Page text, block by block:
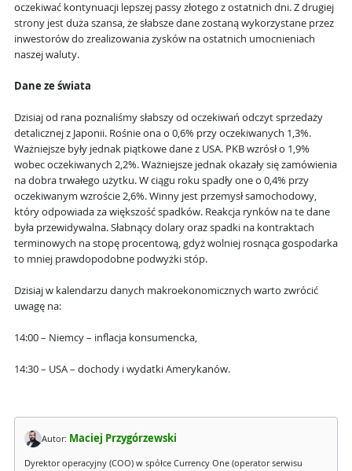
oczekiwać kontynuacji lepszej passy złotego z ostatnich dni. Z drugiej
strony jest duża szansa, że słabsze dane zostaną wykorzystane przez
inwestorów do zrealizowania zysków na ostatnich umocnieniach
naszej waluty.
Dane ze świata
Dzisiaj od rana poznaliśmy słabszy od oczekiwań odczyt sprzedaży
detalicznej z Japonii. Rośnie ona o 0,6% przy oczekiwanych 1,3%.
Ważniejsze były jednak piątkowe dane z USA. PKB wzrósł o 1,9%
wobec oczekiwanych 2,2%. Ważniejsze jednak okazały się zamówienia
na dobra trwałego użytku. W ciągu roku spadły one o 0,4% przy
oczekiwanym wzroście 2,6%. Winny jest przemysł samochodowy,
który odpowiada za większość spadków. Reakcja rynków na te dane
była przewidywalna. Słabnący dolary oraz spadki na kontraktach
terminowych na stopę procentową, gdyż wolniej rosnąca gospodarka
to mniej prawdopodobne podwyżki stóp.
Dzisiaj w kalendarzu danych makroekonomicznych warto zwrócić
uwagę na:
14:00 – Niemcy – inflacja konsumencka,
14:30 – USA – dochody i wydatki Amerykanów.
Autor: Maciej Przygórzewski
Dyrektor operacyjny (COO) w spółce Currency One (operator serwisu